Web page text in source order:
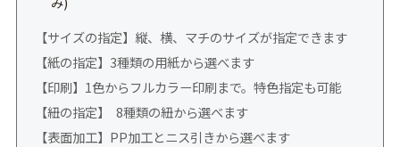
【サイズの指定】縦、横、マチのサイズが指定できます
【紙の指定】3種類の用紙から選べます
【印刷】1色からフルカラー印刷まで。特色指定も可能
【紐の指定】 8種類の紐から選べます
【表面加工】PP加工とニス引きから選べます